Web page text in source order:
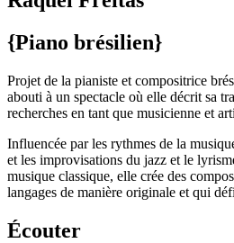
{Piano brésilien}
Projet de la pianiste et compositrice
abouti à un spectacle où elle décrit sa
recherches en tant que musicienne et
Influencée par les rythmes de la
et les improvisations du jazz et le
musique classique, elle crée des
langages de manière originale et qui
Écouter